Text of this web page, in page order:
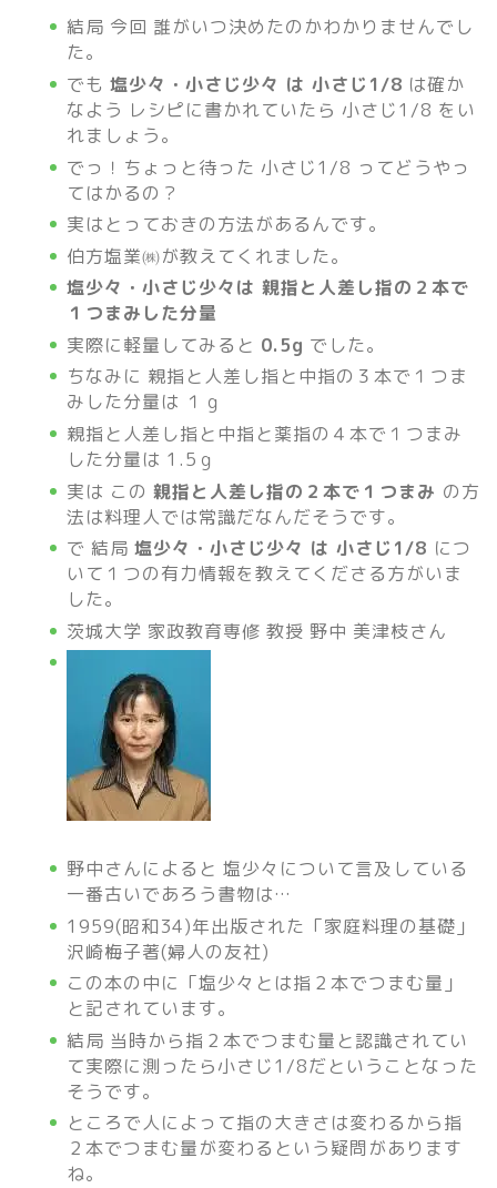
結局 今回 誰がいつ決めたのかわかりませんでし
た。
でも 塩少々・小さじ少々 は 小さじ1/8 は確か
なよう レシピに書かれていたら 小さじ1/8 をい
れましょう。
でっ！ちょっと待った 小さじ1/8 ってどうやっ
てはかるの？
実はとっておきの方法があるんです。
伯方塩業㈱が教えてくれました。
塩少々・小さじ少々は 親指と人差し指の２本で
１つまみした分量
実際に軽量してみると 0.5g でした。
ちなみに 親指と人差し指と中指の３本で１つま
みした分量は １ｇ
親指と人差し指と中指と薬指の４本で１つまみ
した分量は 1.5ｇ
実は この 親指と人差し指の２本で１つまみ の方
法は料理人では常識だなんだそうです。
で 結局 塩少々・小さじ少々 は 小さじ1/8 につ
いて１つの有力情報を教えてくださる方がいま
した。
茨城大学 家政教育専修 教授 野中 美津枝さん
野中さんによると 塩少々について言及している
一番古いであろう書物は…
1959(昭和34)年出版された「家庭料理の基礎」
沢崎梅子著(婦人の友社)
この本の中に「塩少々とは指２本でつまむ量」
と記されています。
結局 当時から指２本でつまむ量と認識されてい
て実際に測ったら小さじ1/8だということなった
そうです。
ところで人によって指の大きさは変わるから指
２本でつまむ量が変わるという疑問があります
ね。